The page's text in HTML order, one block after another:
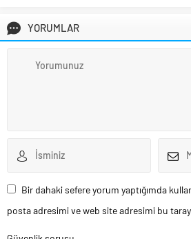
YORUMLAR
Bir dahaki sefere yorum yaptığımda
posta adresimi ve web site adresimi bu